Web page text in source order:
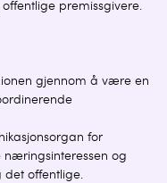
premissgivere.
gjennom å være en
for
og
offentlige.